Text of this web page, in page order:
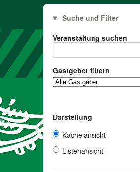
Suche und Filter
Veranstaltung suchen
Gastgeber filtern
Darstellung
Kachelansicht
Listenansicht